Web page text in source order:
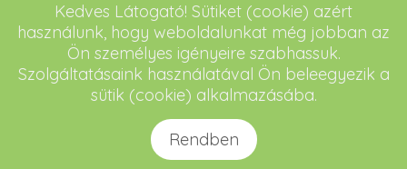
Kedves Látogató! Sütiket (cookie) azért
használunk, hogy weboldalunkat még jobban az
Ön személyes igényeire szabhassuk.
Szolgáltatásaink használatával Ön beleegyezik a
sütik (cookie) alkalmazásába.
Rendben